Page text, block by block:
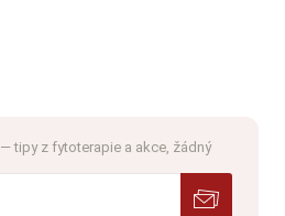
— tipy z fytoterapie a akce, žádný